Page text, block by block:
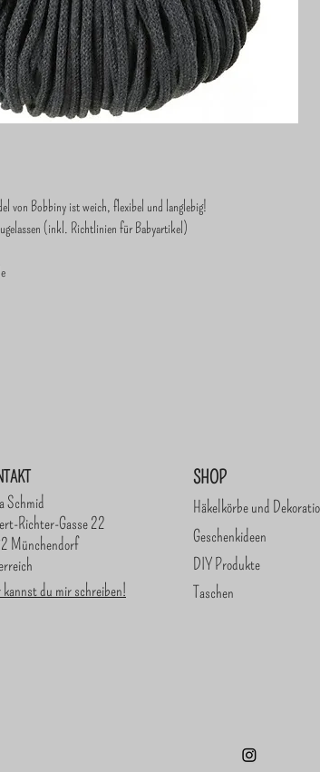
von Bobbiny ist weich, flexibel und langlebig!
(inkl. Richtlinien für Babyartikel)
Schmid
Richter-Gasse 22
Münchendorf
kannst du mir schreiben!
SHOP
Häkelkörbe und
Geschenkideen
DIY Produkte
Taschen